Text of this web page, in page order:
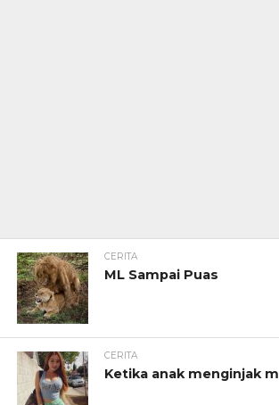
CERITA
ML Sampai Puas
CERITA
Ketika anak menginjak